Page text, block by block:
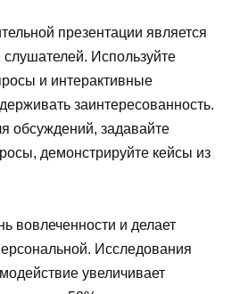
презентации является
Используйте
и интерактивные
заинтересованность.
обсуждений, задавайте
демонстрируйте кейсы из
вовлеченности и делает
Исследования
увеличивает